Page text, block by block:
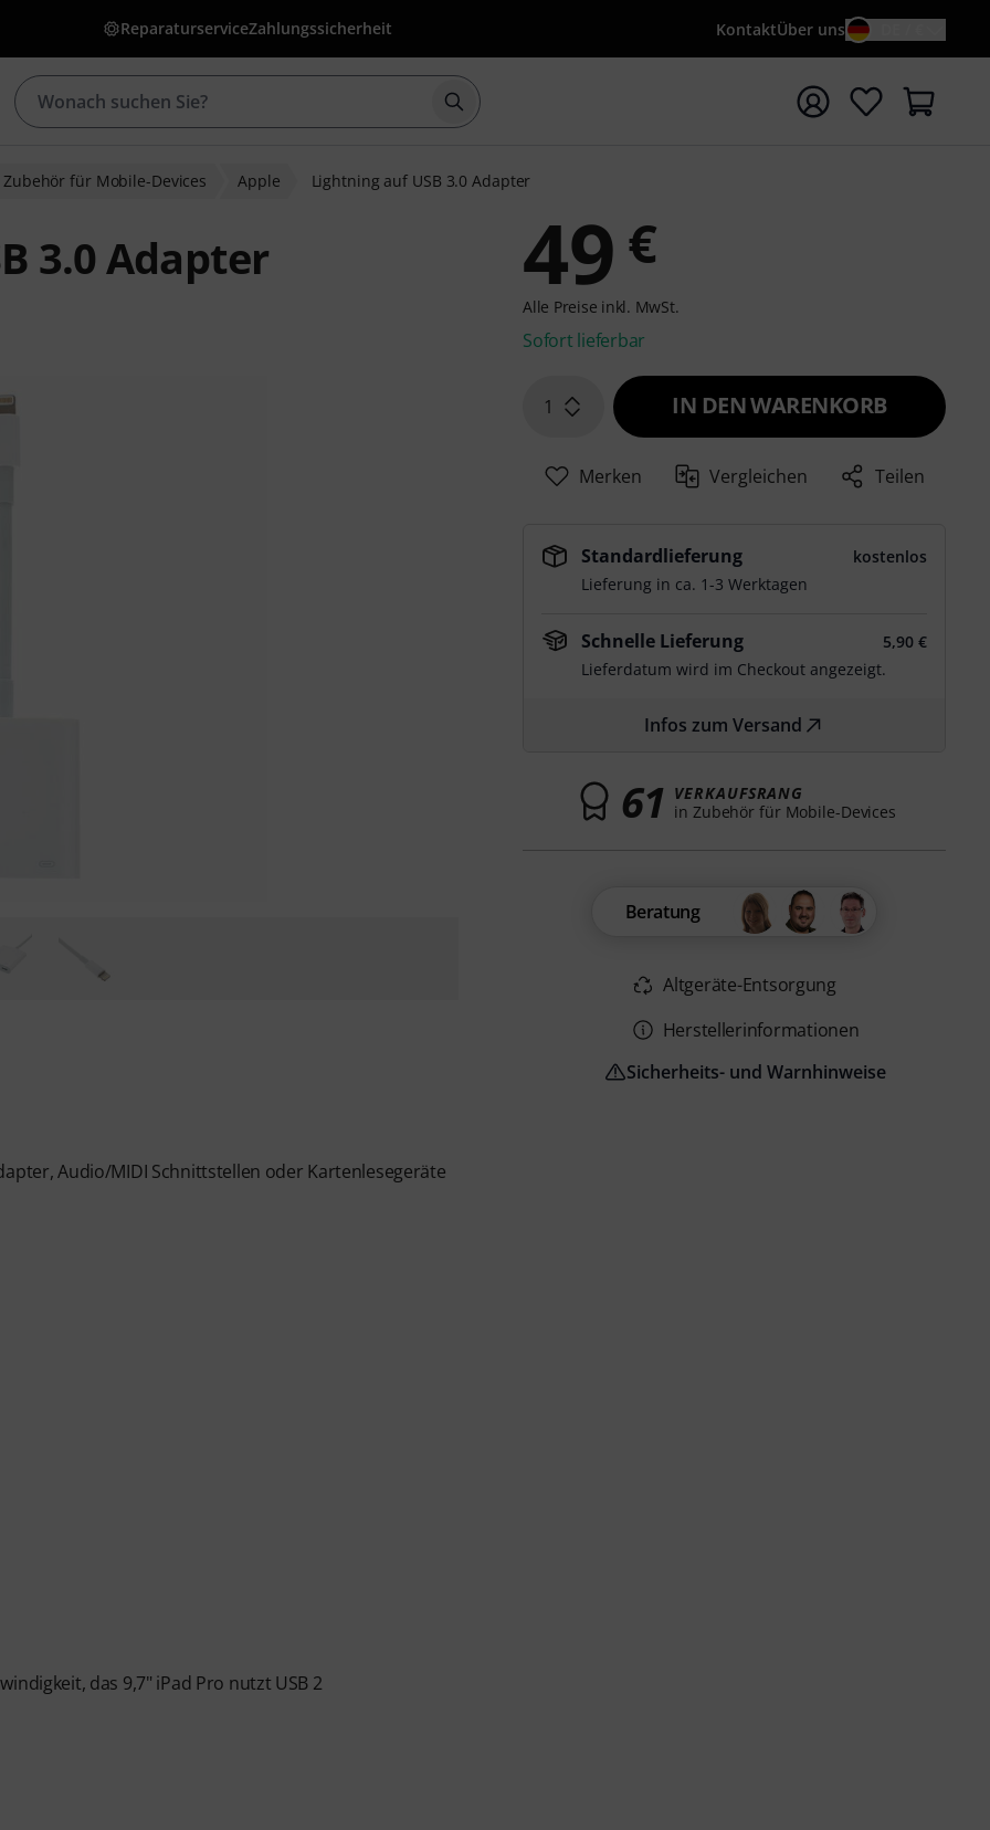
ReparaturserviceZahlungssicherheit KontaktÜber uns
Suche mit Suchwort {searchTerm} starten
Zubehör für Mobile-Devices Apple Lightning auf USB 3.0 Adapter
3.0 Adapter
Audio/MIDI Schnittstellen oder Kartenlesegeräte
das 9,7" iPad Pro nutzt USB 2
49 €
Alle Preise inkl. MwSt.
Sofort lieferbar
1 IN DEN WARENKORB
Merken Vergleichen Teilen
Standardlieferung
kostenlos
Lieferung in ca. 1-3 Werktagen
Schnelle Lieferung
5,90 €
Lieferdatum wird im Checkout angezeigt.
Infos zum Versand
61 VERKAUFSRANG
in Zubehör für Mobile-Devices
Beratung
Altgeräte-Entsorgung
Herstellerinformationen
Sicherheits- und Warnhinweise